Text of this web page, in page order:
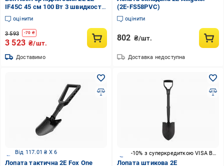
IF45C 45 см 100 Вт 3 швидкості
Хром (624664)
оцінити
3 593 -70 ₴
3 523 ₴/шт.
Доставимо
(2E-FS58PVC)
оцінити
802 ₴/шт.
Доставка недоступна
Від 117.01 ₴ X 6
Лопата тактична 2E Fox One
Лопата штикова 2E